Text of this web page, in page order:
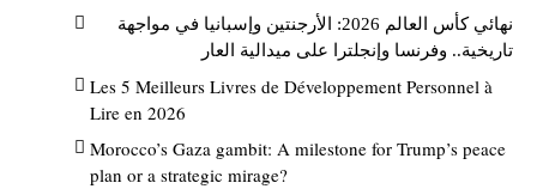
نهائي كأس العالم 2026: الأرجنتين وإسبانيا في مواجهة
تاريخية.. وفرنسا وإنجلترا على ميدالية العار
Les 5 Meilleurs Livres de Développement Personnel à
Lire en 2026
Morocco’s Gaza gambit: A milestone for Trump’s peace
plan or a strategic mirage?